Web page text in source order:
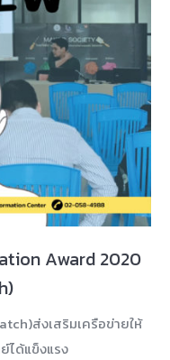
Award 2020
ส่งเสริมเครือข่ายให้
ได้แข็งแรง